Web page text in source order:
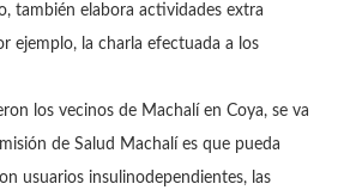
también elabora actividades extra
ejemplo, la charla efectuada a los
los vecinos de Machalí en Coya, se va
de Salud Machalí es que pueda
usuarios insulinodependientes, las